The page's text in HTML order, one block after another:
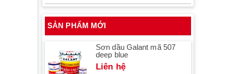
SẢN PHẨM MỚI
Sơn dầu Galant mã 507
deep blue
Liên hệ